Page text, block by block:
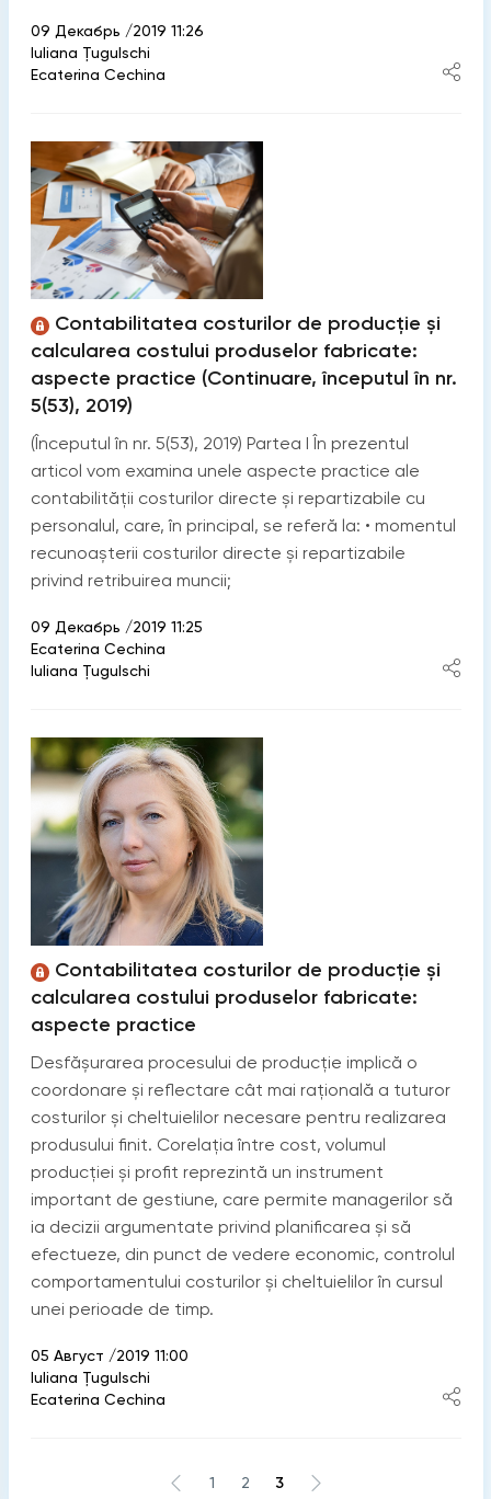
09 Декабрь /2019 11:26
Iuliana Țugulschi
Ecaterina Cechina
Contabilitatea costurilor de producție și
calcularea costului produselor fabricate:
aspecte practice (Continuare, începutul în nr.
5(53), 2019)
(Începutul în nr. 5(53), 2019) Partea I În prezentul
articol vom examina unele aspecte practice ale
contabilităţii costurilor directe și repartizabile cu
personalul, care, în principal, se referă la: • momentul
recunoașterii costurilor directe și repartizabile
privind retribuirea muncii;
09 Декабрь /2019 11:25
Ecaterina Cechina
Iuliana Țugulschi
Contabilitatea costurilor de producție și
calcularea costului produselor fabricate:
aspecte practice
Desfășurarea procesului de producţie implică o
coordonare și reflectare cât mai rațională a tuturor
costurilor și cheltuielilor necesare pentru realizarea
produsului finit. Corelația între cost, volumul
producţiei și profit reprezintă un instrument
important de gestiune, care permite managerilor să
ia decizii argumentate privind planificarea și să
efectueze, din punct de vedere economic, controlul
comportamentului costurilor și cheltuielilor în cursul
unei perioade de timp.
05 Август /2019 11:00
Iuliana Țugulschi
Ecaterina Cechina
1 2 3